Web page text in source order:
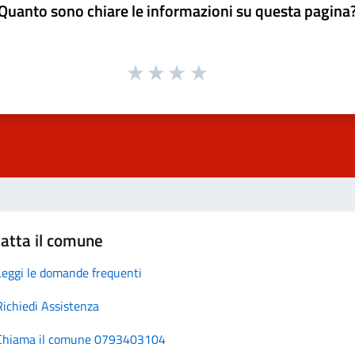
sono chiare le informazioni su questa
il comune
le domande frequenti
Assistenza
il comune 0793403104